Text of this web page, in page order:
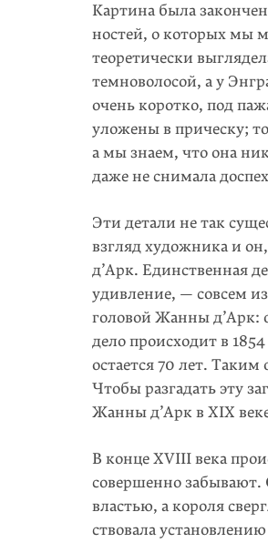
Картина была
ностей, о которых мы
теоре­тически
темноволосой, а у
очень коротко, под
уложены в прическу;
а мы знаем, что она
даже не снимала
Эти детали не так
взгляд художника и
д’Арк. Единственная
удивление, — совсем
головой Жанны д’Арк:
дело происходит в
остается 70 лет.
Чтобы разгадать эту
Жанны д’Арк в XIX
В конце XVIII века
совершенно забывают.
властью, а короля
ствовала